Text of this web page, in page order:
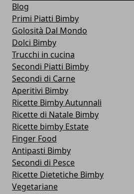
Blog
Primi Piatti Bimby
Golosità Dal Mondo
Dolci Bimby
Trucchi in cucina
Secondi Piatti Bimby
Secondi di Carne
Aperitivi Bimby
Ricette Bimby Autunnali
Ricette di Natale Bimby
Ricette bimby Estate
Finger Food
Antipasti Bimby
Secondi di Pesce
Ricette Dietetiche Bimby
Vegetariane